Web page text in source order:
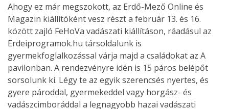
Ahogy ez már megszokott, az Erdő-Mező Online és
Magazin kiállítóként vesz részt a február 13. és 16.
között zajló FeHoVa vadászati kiállításon, ráadásul az
Erdeiprogramok.hu társoldalunk is
gyermekfoglalkozással várja majd a családokat az A
pavilonban. A rendezvényre idén is 15 páros belépőt
sorsolunk ki. Légy te az egyik szerencsés nyertes, és
gyere pároddal, gyermekeddel vagy horgász- és
vadászcimboráddal a legnagyobb hazai vadászati